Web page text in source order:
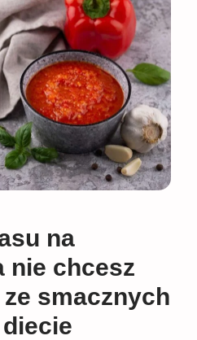
na
nie chcesz
smacznych
diecie